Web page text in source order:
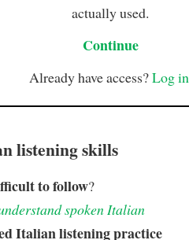
actually used.
Continue
Already have access?Log in
listening skills
to follow?
spoken Italian
Italian listening practice